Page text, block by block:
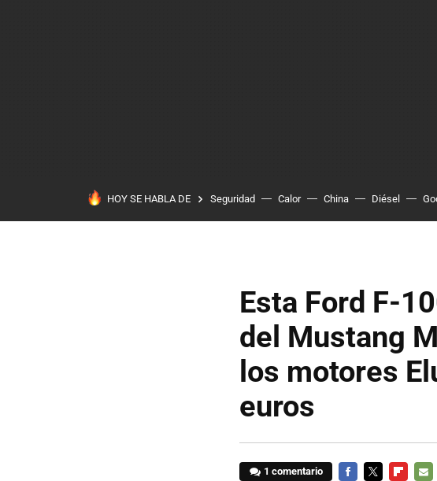
HOY SE HABLA DE Seguridad Calor China Diésel
Esta Ford F-
del Mustang
los motores
euros
1 comentario